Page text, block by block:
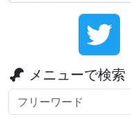
メニューで検索
検索ワード